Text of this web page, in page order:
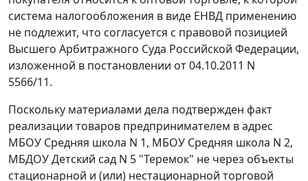
система налогообложения в виде ЕНВД применению
не подлежит, что согласуется с правовой позицией
Высшего Арбитражного Суда Российской Федерации,
изложенной в постановлении от 04.10.2011 N
5566/11.
Поскольку материалами дела подтвержден факт
реализации товаров предпринимателем в адрес
МБОУ Средняя школа N 1, МБОУ Средняя школа N 2,
МБДОУ Детский сад N 5 "Теремок" не через объекты
стационарной и (или) нестационарной торговой